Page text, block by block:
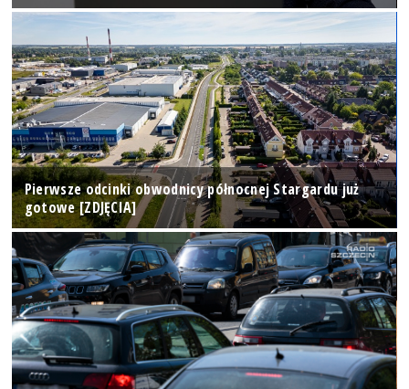
Pierwsze odcinki obwodnicy północnej Stargardu już
gotowe [ZDJĘCIA]